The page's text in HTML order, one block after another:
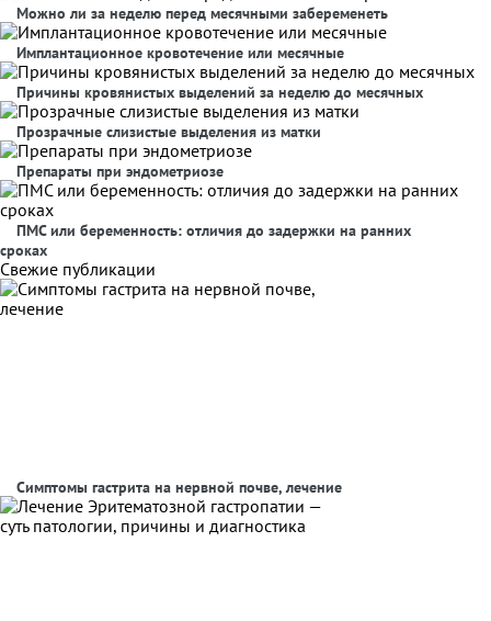
Можно ли за неделю перед месячными забеременеть
Имплантационное кровотечение или месячные
Причины кровянистых выделений за неделю до месячных
Прозрачные слизистые выделения из матки
Препараты при эндометриозе
ПМС или беременность: отличия до задержки на ранних
сроках
Свежие публикации
Симптомы гастрита на нервной почве, лечение